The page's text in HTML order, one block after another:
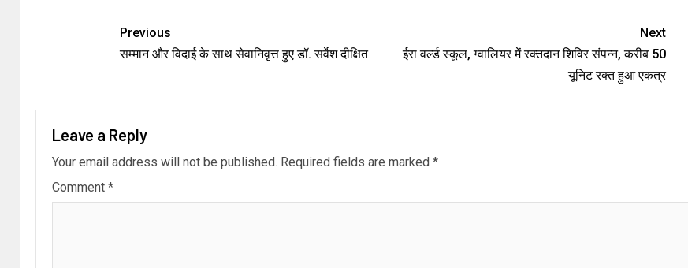
Previous
सम्मान और विदाई के साथ सेवानिवृत्त हुए डॉ. सर्वेश दीक्षित
Next
ईरा वर्ल्ड स्कूल, ग्वालियर में रक्तदान शिविर संपन्न, करीब 50
यूनिट रक्त हुआ एकत्र
Leave a Reply
Your email address will not be published. Required fields are marked *
Comment *